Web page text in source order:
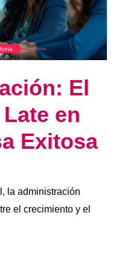
El
en
Exitosa
la administración
el crecimiento y el